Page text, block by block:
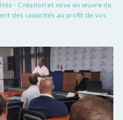
- Création et mise en œuvre de
des capacités au profit de vos